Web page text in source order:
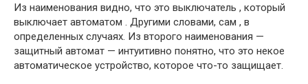
Из наименования видно, что это выключатель , который
выключает автоматом . Другими словами, сам , в
определенных случаях. Из второго наименования —
защитный автомат — интуитивно понятно, что это некое
автоматическое устройство, которое что-то защищает.